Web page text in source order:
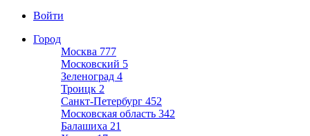
Войти
Город
Москва 777
Московский 5
Зеленоград 4
Троицк 2
Санкт-Петербург 452
Московская область 342
Балашиха 21